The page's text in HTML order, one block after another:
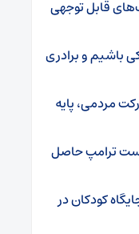
قابل توجهی
باشیم و برادری
مردمی، پایه
ترامپ حاصل
کودکان در